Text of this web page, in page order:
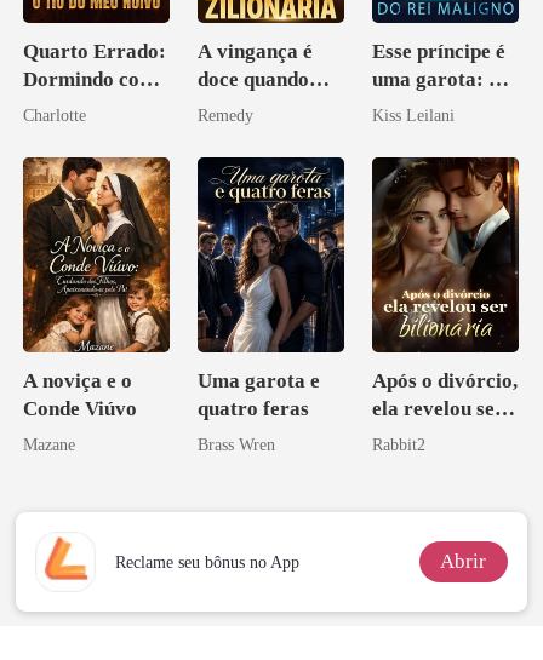
Quarto Errado:
Dormindo com
o Tio do Meu
Charlotte
A vingança é
doce quando
você é uma
Remedy
Esse príncipe é
uma garota: A
companheira
maligno
Kiss Leilani
A noviça e o
Conde Viúvo
Mazane
Uma garota e
quatro feras
Brass Wren
Após o divórcio,
ela revelou ser
bilionária
Rabbit2
Reclame seu bônus no App Abrir